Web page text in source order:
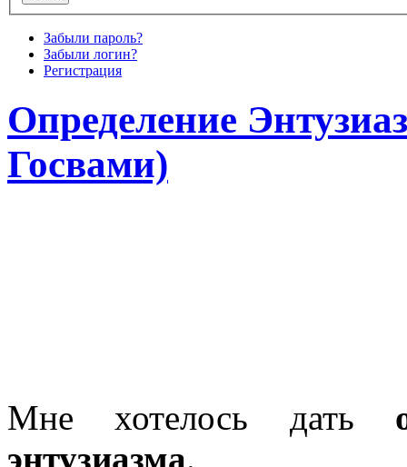
Забыли пароль?
Забыли логин?
Регистрация
Определение
Госвами)
Мне хотелось дать
энтузиазма.